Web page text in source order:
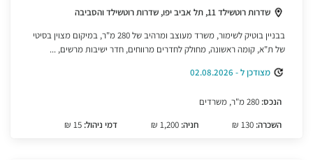
שדרות רוטשילד 11, תל אביב יפו, שדרות רוטשילד והסביבה
בבניין בוטיק לשימור, משרד מעוצב ומרהיב של 280 מ"ר, במיקום מצוין בסיטי
של ת"א, קומה ראשונה, מחולק לחדרים מרווחים, חדר ישיבות מרשים, ...
מצודכן ל - 02.08.2026
הנכס:
השכרה:
חניה: דמי ניהול: 15 ₪